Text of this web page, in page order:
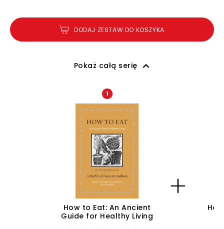
DODAJ ZESTAW DO KOSZYKA
Pokaż całą serię
1
How to Eat: An Ancient
Guide for Healthy Living